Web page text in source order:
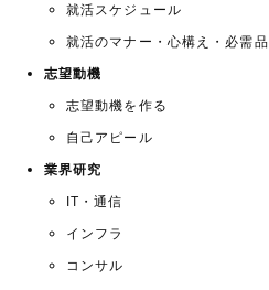
就活スケジュール
就活のマナー・心構え・必需品
志望動機
志望動機を作る
自己アピール
業界研究
IT・通信
インフラ
コンサル